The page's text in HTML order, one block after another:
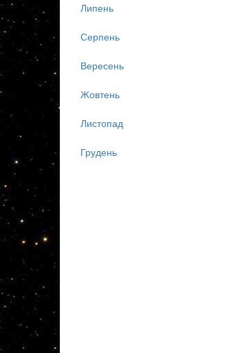
Липень
Серпень
Вересень
Жовтень
Листопад
Грудень